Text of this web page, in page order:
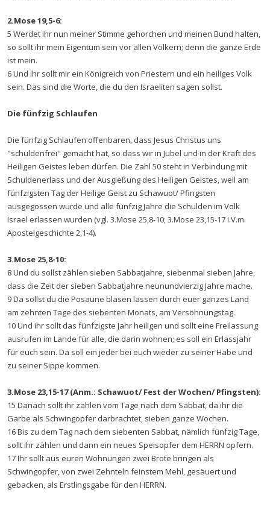
2.Mose 19,5-6:
5 Werdet ihr nun meiner Stimme gehorchen und meinen Bund halten,
so sollt ihr mein Eigentum sein vor allen Völkern; denn die ganze Erde
ist mein.
6 Und ihr sollt mir ein Königreich von Priestern und ein heiliges Volk
sein. Das sind die Worte, die du den Israeliten sagen sollst.
Die fünfzig Schlaufen
Die fünfzig Schlaufen offenbaren, dass Jesus Christus uns
"schuldenfrei" gemacht hat, so dass wir in Jubel und in der Kraft des
Heiligen Geistes leben dürfen. Die Zahl 50 steht in Verbindung mit
Schuldenerlass und der Ausgießung des Heiligen Geistes, weil am
fünfzigsten Tag der Heilige Geist zu Schawuot/ Pfingsten
ausgegossen wurde und alle fünfzig Jahre die Schulden im Volk
Israel erlassen wurden (vgl. 3.Mose 25,8-10; 3.Mose 23,15-17 i.V.m.
Apostelgeschichte 2,1-4).
3.Mose 25,8-10:
8 Und du sollst zählen sieben Sabbatjahre, siebenmal sieben Jahre,
dass die Zeit der sieben Sabbatjahre neunundvierzig Jahre mache.
9 Da sollst du die Posaune blasen lassen durch euer ganzes Land
am zehnten Tage des siebenten Monats, am Versöhnungstag.
10 Und ihr sollt das fünfzigste Jahr heiligen und sollt eine Freilassung
ausrufen im Lande für alle, die darin wohnen; es soll ein Erlassjahr
für euch sein. Da soll ein jeder bei euch wieder zu seiner Habe und
zu seiner Sippe kommen.
3.Mose 23,15-17 (Anm.: Schawuot/ Fest der Wochen/ Pfingsten):
15 Danach sollt ihr zählen vom Tage nach dem Sabbat, da ihr die
Garbe als Schwingopfer darbrachtet, sieben ganze Wochen.
16 Bis zu dem Tag nach dem siebenten Sabbat, nämlich fünfzig Tage,
sollt ihr zählen und dann ein neues Speisopfer dem HERRN opfern.
17 Ihr sollt aus euren Wohnungen zwei Brote bringen als
Schwingopfer, von zwei Zehnteln feinstem Mehl, gesäuert und
gebacken, als Erstlingsgabe für den HERRN.